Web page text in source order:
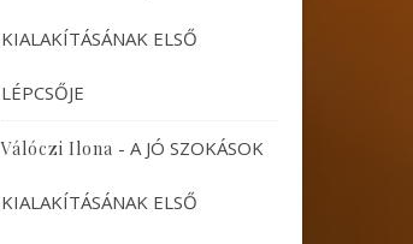
KIALAKÍTÁSÁNAK ELSŐ
LÉPCSŐJE
Válóczi Ilona - A JÓ SZOKÁSOK
KIALAKÍTÁSÁNAK ELSŐ